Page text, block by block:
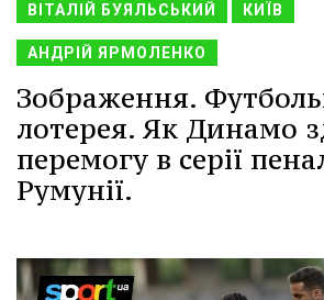
ВІТАЛІЙ БУЯЛЬСЬКИЙ КИЇВ
АНДРІЙ ЯРМОЛЕНКО
Зображення.
лотерея. Як Динамо
перемогу в серії
Румунії.